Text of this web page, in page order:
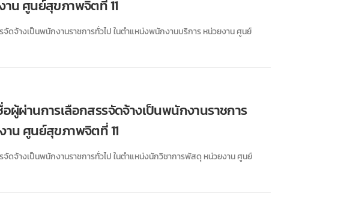
น ศูนย์สุขภาพจิตที่ 11
จ้างเป็นพนักงานราชการทั่วไป ในตำแหน่งพนักงานบริการ หน่วยงาน ศูนย์
ผ่านการเลือกสรรจัดจ้างเป็นพนักงานราชการ
าน ศูนย์สุขภาพจิตที่ 11
จ้างเป็นพนักงานราชการทั่วไป ในตำแหน่งนักวิชาการพัสดุ หน่วยงาน ศูนย์